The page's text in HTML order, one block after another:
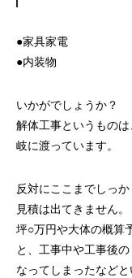
●家具家電
●内装物
いかがでしょうか？
解体工事というもの
岐に渡っています。
反対にここまでしっ
見積は出てきません。
坪○万円や大体の概算
と、工事中や工事後
なってしまったなどと